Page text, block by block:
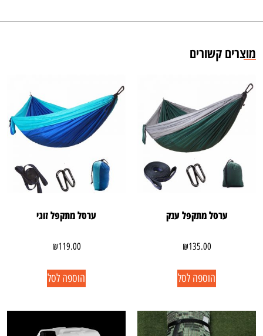
מוצרים קשורים
ערסל מתקפל ענק
₪135.00
הוספה לסל
ערסל מתקפל זוגי
₪119.00
הוספה לסל